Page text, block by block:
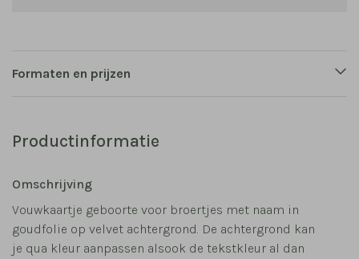
Formaten en prijzen
Productinformatie
Omschrijving
Vouwkaartje geboorte voor broertjes met naam in
goudfolie op velvet achtergrond. De achtergrond kan
je qua kleur aanpassen alsook de tekstkleur al dan